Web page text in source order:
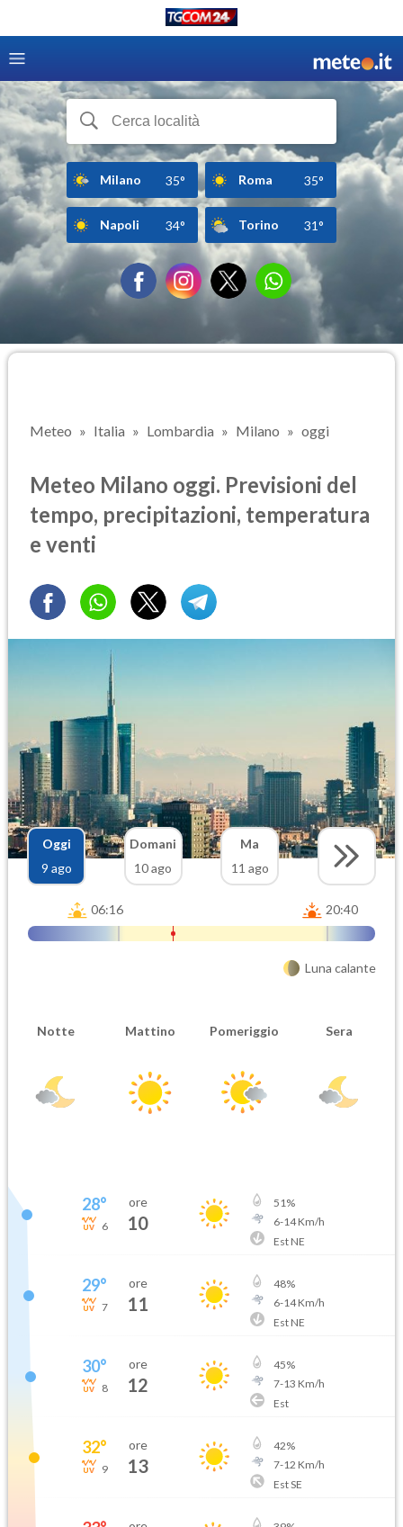
Milano 35° Roma 35°
Napoli 34° Torino 31°
Meteo Italia Lombardia Milano oggi
Meteo Milano oggi. Previsioni del
tempo, precipitazioni, temperatura
e venti
Oggi
9 ago
Domani
10 ago
Ma
11 ago
06:16 20:40
Luna calante
Notte Mattino Pomeriggio Sera
28°
6
ore
10
51%
6-14Km/h
Est NE
29°
7
ore
11
48%
6-14Km/h
Est NE
30°
8
ore
12
45%
7-13 Km/h
Est
32°
9
ore
13
42%
7-12 Km/h
Est SE